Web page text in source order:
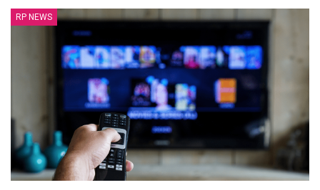
RP NEWS